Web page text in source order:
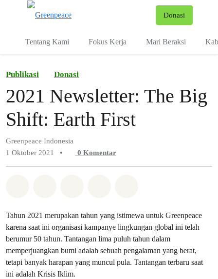
Donasi
Tentang Kami Fokus Kerja Mari Beraksi
Publikasi Donasi
2021 Newsletter: The Big
Shift: Earth First
Greenpeace Indonesia
1 Oktober 2021
• 0 Komentar
Tahun 2021 merupakan tahun yang istimewa untuk Greenpeace
karena saat ini organisasi kampanye lingkungan global ini telah
berumur 50 tahun. Tantangan lima puluh tahun dalam
memperjuangkan bumi adalah sebuah pengalaman yang berat,
tetapi banyak harapan yang muncul pula. Tantangan terbaru saat
ini adalah Krisis Iklim.